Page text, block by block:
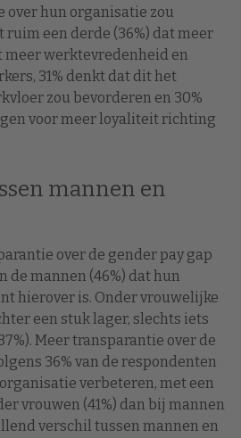
over hun organisatie zou
ruim een derde (36%) dat meer
werktevredenheid en
31% denkt dat dit het
zou bevorderen en 30%
voor meer loyaliteit richting
mannen en
over de gender pay gap
de mannen (46%) dat hun
hierover is. Onder vrouwelijke
een stuk lager, slechts iets
Meer transparantie over de
36% van de respondenten
verbeteren, met een
vrouwen (41%) dan bij mannen
verschil tussen mannen en